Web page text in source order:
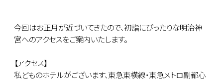
今回はお正月が近づいてきたので、初詣にぴったりな明治神
宮へのアクセスをご案内いたします。
【アクセス】
私どものホテルがございます、東急東横線・東急メトロ副都心